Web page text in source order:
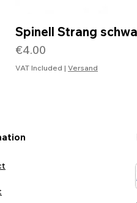
Spinell Strang
Price
€4.00
VAT Included | Versand